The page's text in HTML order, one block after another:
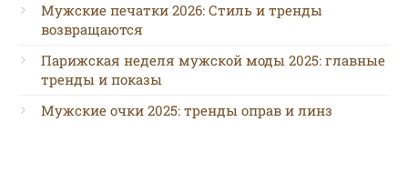
Мужские печатки 2026: Стиль и тренды
возвращаются
Парижская неделя мужской моды 2025: главные
тренды и показы
Мужские очки 2025: тренды оправ и линз